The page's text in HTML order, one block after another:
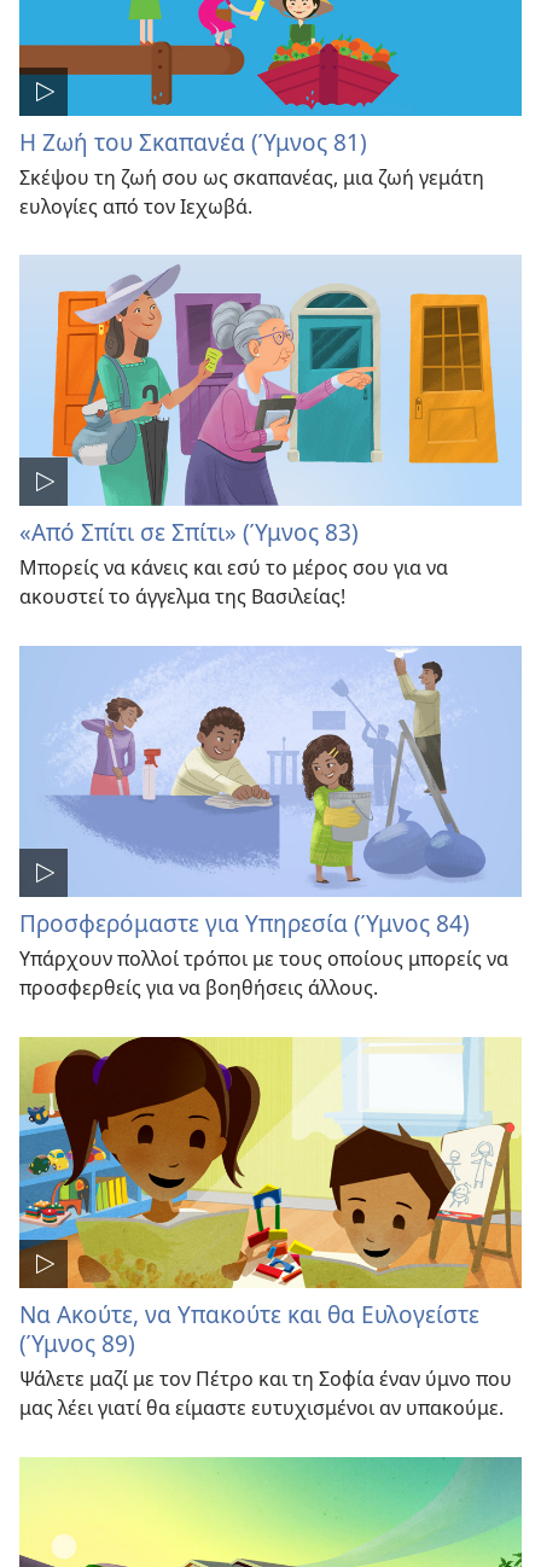
Η Ζωή του Σκαπανέα (Ύμνος 81)
Σκέψου τη ζωή σου ως σκαπανέας, μια ζωή γεμάτη
ευλογίες από τον Ιεχωβά.
«Από Σπίτι σε Σπίτι» (Ύμνος 83)
Μπορείς να κάνεις και εσύ το μέρος σου για να
ακουστεί το άγγελμα της Βασιλείας!
Προσφερόμαστε για Υπηρεσία (Ύμνος 84)
Υπάρχουν πολλοί τρόποι με τους οποίους μπορείς να
προσφερθείς για να βοηθήσεις άλλους.
Να Ακούτε, να Υπακούτε και θα Ευλογείστε
(Ύμνος 89)
Ψάλετε μαζί με τον Πέτρο και τη Σοφία έναν ύμνο που
μας λέει γιατί θα είμαστε ευτυχισμένοι αν υπακούμε.